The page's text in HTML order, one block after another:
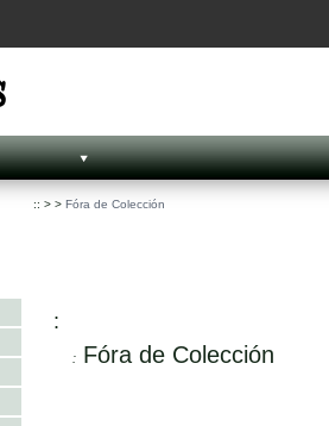
:: > > Fóra de Colección
:
: Fóra de Colección